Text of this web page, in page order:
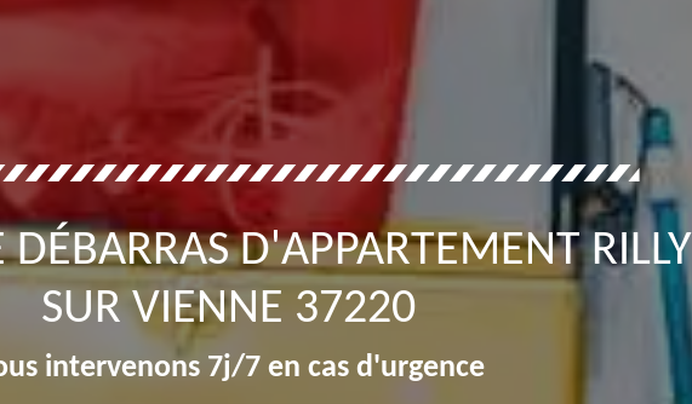
DÉBARRAS D'APPARTEMENT RILLY
SUR VIENNE 37220
intervenons 7j/7 en cas d'urgence